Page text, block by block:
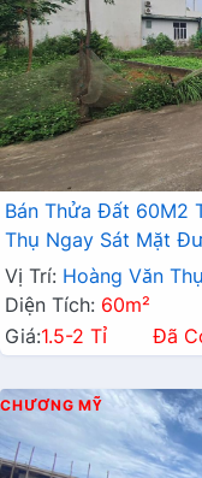
Bán Thửa Đất 60M2
Thụ Ngay Sát Mặt
Vị Trí: Hoàng Văn Thụ
Diện Tích: 60m²
Giá:1.5-2 Tỉ Đã
CHƯƠNG MỸ